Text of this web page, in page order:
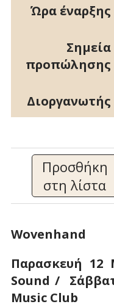
Ώρα έναρξης
Σημεία
προπώλησης
Διοργανωτής
Προσθήκη
στη λίστα
Wovenhand
Παρασκευή 12
Sound /
Music Club